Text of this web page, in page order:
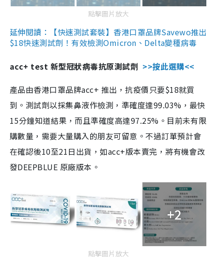
點擊圖片放大
延伸閱讀：【快速測試套裝】香港口罩品牌Savewo推出
$18快速測試劑！有效檢測Omicron、Delta變種病毒
acc+ test 新型冠狀病毒抗原測試劑 >>按此選購<<
產品由香港口罩品牌acc+ 推出，抗疫價只要$18就買
到。測試劑以採集鼻液作檢測，準確度達99.03%，最快
15分鐘知道結果，而且準確度高達97.25%。目前未有限
購數量，需要大量購入的朋友可留意。不過訂單預計會
在確認後10至21日出貨，如acc+版本賣完，將有機會改
發DEEPBLUE 原廠版本。
+2
點擊圖片放大